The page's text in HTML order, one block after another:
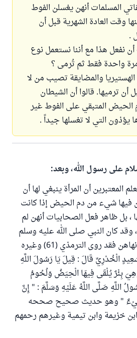
المسلمات أنهن يغسلن الفوط
وقت العادة الشهرية قبل أن
.
نفعل هذا مع أننا نستعمل نوع
واحدة فقط ثم تُرمى ؟
والمضايقة تصيب من لا
ترميها. قالوا أن الشيطان
المتبقي على الفوط غير
يؤذون التي لا تغسلها جيداً .
على رسول الله، وبعد:
المعتبرين أن المرأة ينبغي لها أن
فيها شيء من دم الحيض إذا كانت
، بل ظاهر فعل الصحابيات أنهن لم
كان النبي صلى الله عليه وسلم
يعلم بذلك ، ولم يرد أنه نهاهن فقد روى الترمذي (61) وغيره
الْخُدْرِيِّ قَالَ : قِيلَ يَا رَسُولَ اللَّهِ
بِئْرٌ يُلْقَى فِيهَا الْحِيَضُ وَلُحُومُ
اللَّهِ صَلَّى اللَّهُ عَلَيْهِ وَسَلَّمَ : " إِنَّ
شَيْءٌ " وهو حديث صحيح صححه
خزيمة وابن تيمية وغيرهم رحمهم